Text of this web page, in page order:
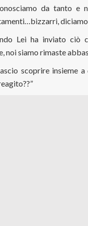
da tanto e
Lei ha inviato ciò
noi siamo rimaste
scoprire insieme